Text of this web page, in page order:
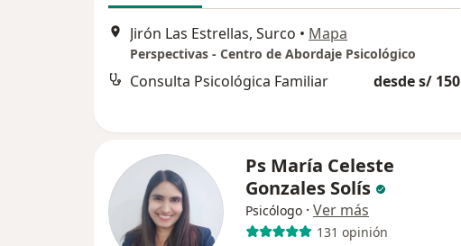
Jirón Las Estrellas, Surco • Mapa
Perspectivas - Centro de Abordaje Psicológico
Consulta Psicológica Familiar desde s/ 150
Ps María Celeste
Gonzales Solís
Psicólogo · Ver más
131 opinión